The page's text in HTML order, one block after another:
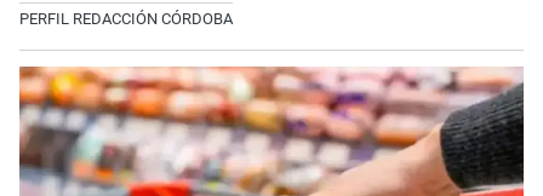
PERFIL REDACCIÓN CÓRDOBA